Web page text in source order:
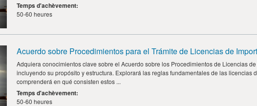
Temps d'achèvement:
50-60 heures
Acuerdo sobre Procedimientos para el Trámite de Licencias de
Adquiera conocimientos clave sobre el Acuerdo sobre los Procedimientos de Licencias
incluyendo su propósito y estructura. Explorará las reglas fundamentales de las licencias
comprenderá en qué consisten estos ...
Temps d'achèvement:
50-60 heures